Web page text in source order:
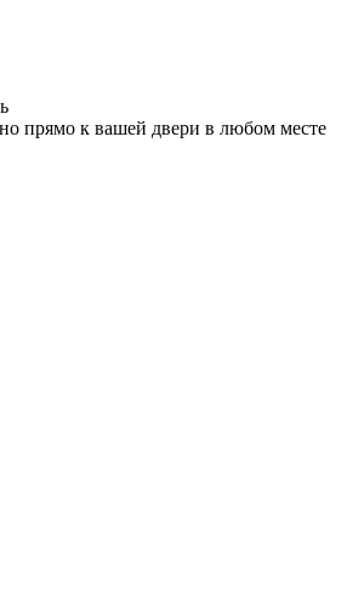
прямо к вашей двери в любом месте